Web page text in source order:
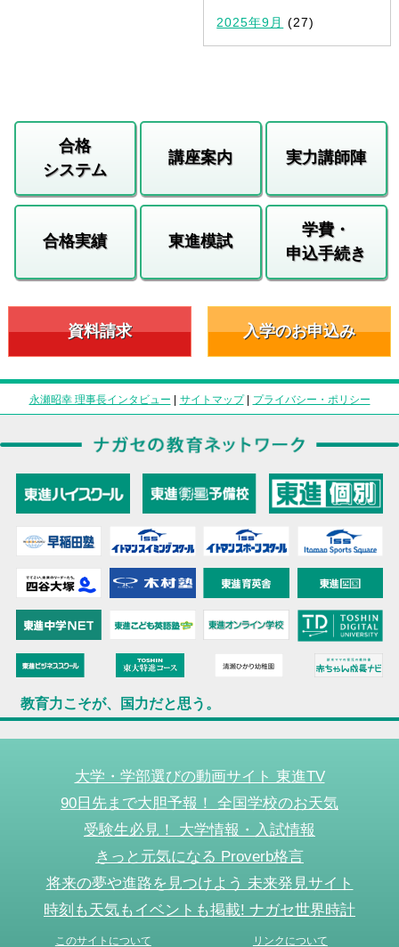
2025年9月 (27)
合格
システム
講座案内 実力講師陣
合格実績 東進模試
学費・
申込手続き
資料請求 入学のお申込み
永瀬昭幸 理事長インタビュー | サイトマップ| プライバシー・ポリシー
教育力こそが、国力だと思う。
大学・学部選びの動画サイト 東進TV
90日先まで大胆予報！ 全国学校のお天気
受験生必見！ 大学情報・入試情報
きっと元気になる Proverb格言
将来の夢や進路を見つけよう 未来発見サイト
時刻も天気もイベントも掲載! ナガセ世界時計
このサイトについて リンクについて